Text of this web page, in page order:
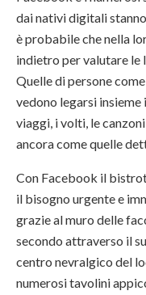
dai nativi digitali
è probabile che nella
indietro per valutare le
Quelle di persone
vedono legarsi insieme
viaggi, i volti, le
ancora come quelle
Con Facebook il
il bisogno urgente e
grazie al muro delle
secondo attraverso il
centro nevralgico del
numerosi tavolini